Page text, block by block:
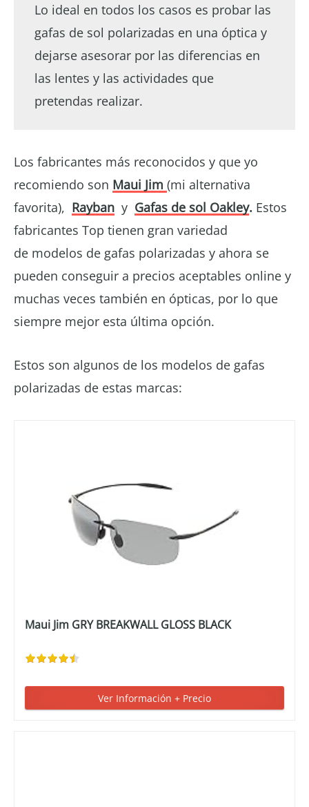
Lo ideal en todos los casos es probar las
gafas de sol polarizadas en una óptica y
dejarse asesorar por las diferencias en
las lentes y las actividades que
pretendas realizar.
Los fabricantes más reconocidos y que yo
recomiendo son Maui Jim (mi alternativa
favorita), Rayban y Gafas de sol Oakley. Estos
fabricantes Top tienen gran variedad
de modelos de gafas polarizadas y ahora se
pueden conseguir a precios aceptables online y
muchas veces también en ópticas, por lo que
siempre mejor esta última opción.
Estos son algunos de los modelos de gafas
polarizadas de estas marcas:
Maui Jim GRY BREAKWALL GLOSS BLACK
Ver Información + Precio